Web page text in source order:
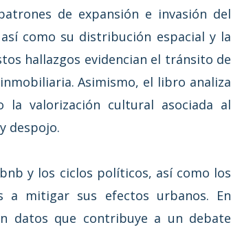
de expansión e invasión del
como su distribución espacial y la
hallazgos evidencian el tránsito de
Asimismo, el libro analiza
valorización cultural asociada al
despojo.
y los ciclos políticos, así como los
a mitigar sus efectos urbanos. En
datos que contribuye a un debate